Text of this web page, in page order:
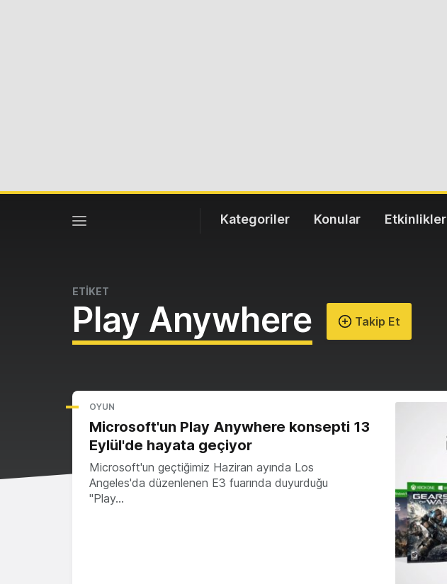
Kategoriler Konular Etkinlikler
ETİKET
Play Anywhere Takip Et
OYUN
Microsoft'un Play Anywhere konsepti 13
Eylül'de hayata geçiyor
Microsoft'un geçtiğimiz Haziran ayında Los
Angeles'da düzenlenen E3 fuarında duyurduğu
"Play…